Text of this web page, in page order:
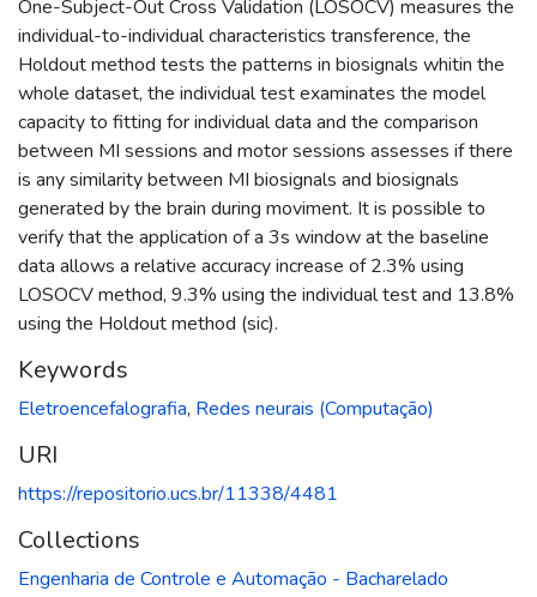
One-Subject-Out Cross Validation (LOSOCV) measures the
individual-to-individual characteristics transference, the
Holdout method tests the patterns in biosignals whitin the
whole dataset, the individual test examinates the model
capacity to fitting for individual data and the comparison
between MI sessions and motor sessions assesses if there
is any similarity between MI biosignals and biosignals
generated by the brain during moviment. It is possible to
verify that the application of a 3s window at the baseline
data allows a relative accuracy increase of 2.3% using
LOSOCV method, 9.3% using the individual test and 13.8%
using the Holdout method (sic).
Keywords
Eletroencefalografia, Redes neurais (Computação)
URI
https://repositorio.ucs.br/11338/4481
Collections
Engenharia de Controle e Automação - Bacharelado